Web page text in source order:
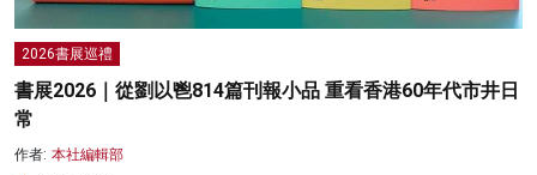
2026書展巡禮
書展2026｜從劉以鬯814篇刊報小品 重看香港60年代市井日
常
作者: 本社編輯部